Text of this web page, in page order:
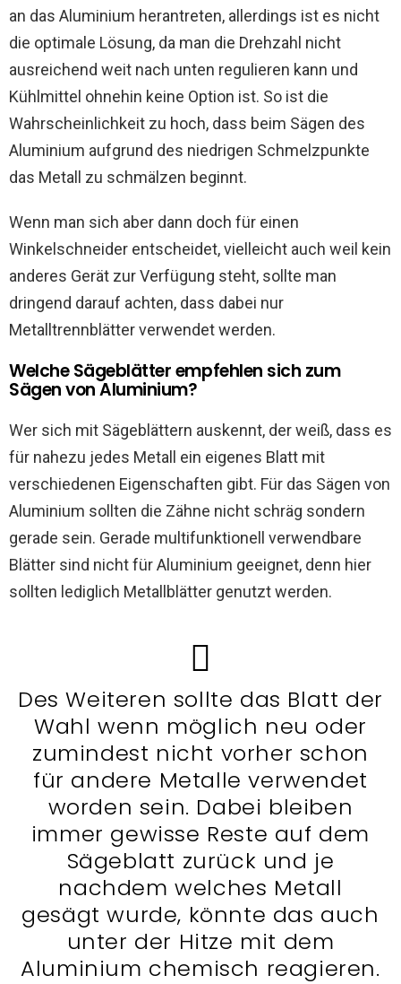
an das Aluminium herantreten, allerdings ist es nicht
die optimale Lösung, da man die Drehzahl nicht
ausreichend weit nach unten regulieren kann und
Kühlmittel ohnehin keine Option ist. So ist die
Wahrscheinlichkeit zu hoch, dass beim Sägen des
Aluminium aufgrund des niedrigen Schmelzpunkte
das Metall zu schmälzen beginnt.
Wenn man sich aber dann doch für einen
Winkelschneider entscheidet, vielleicht auch weil kein
anderes Gerät zur Verfügung steht, sollte man
dringend darauf achten, dass dabei nur
Metalltrennblätter verwendet werden.
Welche Sägeblätter empfehlen sich zum
Sägen von Aluminium?
Wer sich mit Sägeblättern auskennt, der weiß, dass es
für nahezu jedes Metall ein eigenes Blatt mit
verschiedenen Eigenschaften gibt. Für das Sägen von
Aluminium sollten die Zähne nicht schräg sondern
gerade sein. Gerade multifunktionell verwendbare
Blätter sind nicht für Aluminium geeignet, denn hier
sollten lediglich Metallblätter genutzt werden.
Des Weiteren sollte das Blatt der
Wahl wenn möglich neu oder
zumindest nicht vorher schon
für andere Metalle verwendet
worden sein. Dabei bleiben
immer gewisse Reste auf dem
Sägeblatt zurück und je
nachdem welches Metall
gesägt wurde, könnte das auch
unter der Hitze mit dem
Aluminium chemisch reagieren.